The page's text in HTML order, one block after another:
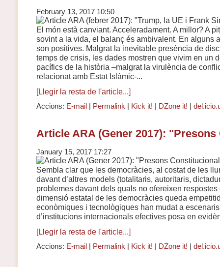
February 13, 2017 10:50
El món està canviant. Acceleradament. A millor? A
sovint a la vida, el balanç és ambivalent. En alguns
son positives. Malgrat la inevitable presència de
temps de crisis, les dades mostren que vivim en un
pacífics de la història –malgrat la virulència de
relacionat amb Estat Islàmic-...
[Llegir la resta de l'article...]
Accions: E-mail Permalink Kick it! DZone it!
Article ARA (Gener 2017):
January 15, 2017 17:27
Sembla clar que les democràcies, al costat de les
davant d’altres models (totalitaris, autoritaris,
problemes davant dels quals no ofereixen
dimensió estatal de les democràcies queda
econòmiques i tecnològiques han mudat a
d’institucions internacionals efectives posa en
[Llegir la resta de l'article...]
Accions: E-mail Permalink Kick it! DZone it!